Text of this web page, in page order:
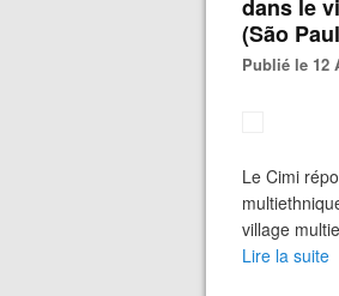
dans le
(São
Publié le 12
Le Cimi
village
Lire la suite